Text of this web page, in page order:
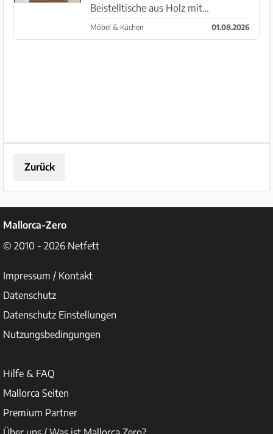
Beistelltische aus Holz mit
Schublade. Auch einzeln abzugeben.
Sie eignen sich wunderbar als
Möbel & Küchen 01.08.2026
Zurück
Mallorca-Zero
© 2010 - 2026 Netfett
Impressum / Kontakt
Datenschutz
Datenschutz Einstellungen
Nutzungsbedingungen
Hilfe & FAQ
Mallorca Seiten
Premium Partner